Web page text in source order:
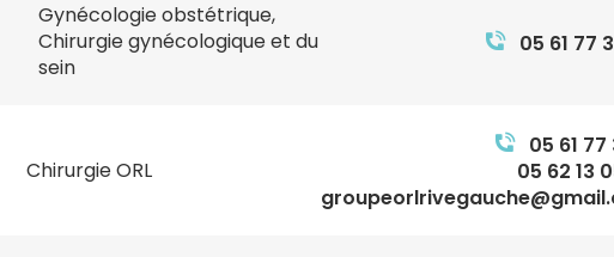
Gynécologie obstétrique,
Chirurgie gynécologique et du
sein
05 61 77
Chirurgie ORL
05 61 77
05 62 13